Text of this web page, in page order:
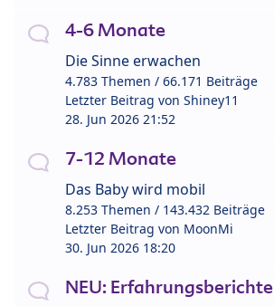
4-6 Monate
Die Sinne erwachen
4.783 Themen / 66.171 Beiträge
Letzter Beitrag von Shiney11
28. Jun 2026 21:52
7-12 Monate
Das Baby wird mobil
8.253 Themen / 143.432 Beiträge
Letzter Beitrag von MoonMi
30. Jun 2026 18:20
NEU: Erfahrungsberichte